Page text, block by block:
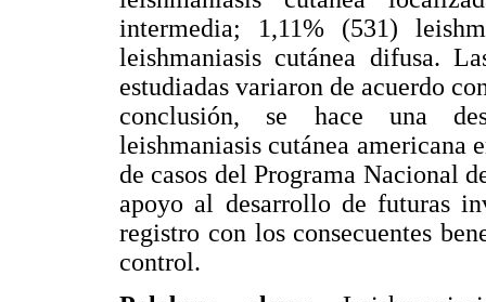
intermedia; 1,11% (531)
leishmaniasis cutánea difusa.
estudiadas variaron de acuerdo
conclusión, se hace una
leishmaniasis cutánea americana
de casos del Programa Nacional
apoyo al desarrollo de futuras
registro con los consecuentes
control.